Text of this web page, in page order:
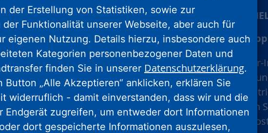
Heimstätte Wohnungs- und
mbH
47
Frankfurt am Main
069 678674-0
Wegen Umbaumaßnahmen
Weitere Informationen.
IHR
Mieter-App
Alle
schneller
uns.
profitieren
unserer
der Erstellung von Statistiken, sowie zur
der Funktionalität unserer Webseite, aber auch für
eigenen Nutzung. Details hierzu, insbesondere auch
Kategorien personenbezogener Daten und
finden Sie in unserer Datenschutzerklärung.
Button „Alle Akzeptieren“ anklicken, erklären Sie
widerruflich - damit einverstanden, dass wir und die
Endgerät zugreifen, um entweder dort Informationen
dort gespeicherte Informationen auszulesen,